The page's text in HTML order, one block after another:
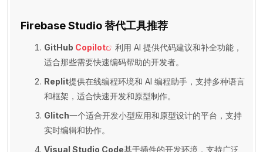
Firebase Studio 替代工具推荐
GitHub Copilot
利用 AI 提供代码建议和补全功能，
适合那些需要快速编码帮助的开发者。
Replit提供在线编程环境和 AI 编程助手，支持多种语言
和框架，适合快速开发和原型制作。
Glitch一个适合开发小型应用和原型设计的平台，支持
实时编辑和协作。
Visual Studio Code基于插件的开发环境，支持广泛